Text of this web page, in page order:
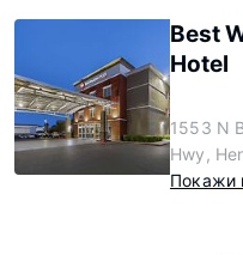
Best
Hotel
1553 N
Hwy,
Покажи